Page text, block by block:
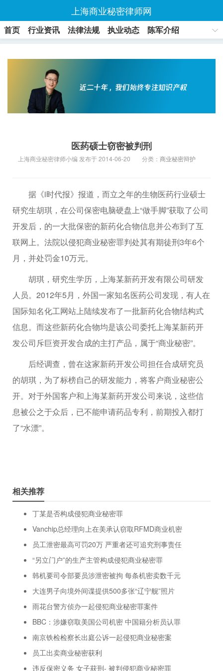
上海商业秘密律师网
首页 行业资讯 法律法规 执业动态
陈军介绍
医药硕士窃密被判刑
上海商业秘密律师小编 发布于 2014-06-20 分类： 商业秘密辩护
据《i时代报》报道，而立之年的生物医药行业硕士
研究生胡琪，在公司保密电脑硬盘上“做手脚”获取了公司
开发后，的一大批保密的新药化合物信息并公布到了互
联网上。法院以侵犯商业秘密罪判处其有期徒刑3年6个
月，并处罚金10万元。
胡琪，研究生学历，上海某新药开发有限公司研发
人员。2012年5月，外国一家知名医药公司发现，有人在
国际知名化工网站上陆续发布了一批新药化合物结构式
信息。而这些新药化合物均是该公司委托上海某新药开
发公司斥巨资开发合成的主打产品，属于“商业秘密”。
后经调查，曾在这家新药开发公司担任合成研究员
的胡琪，为了标榜自己的研发能力，将客户商业秘密公
开。对于外国客户和上海某新药开发公司来说，这些信
息被公之于众后，已不能申请药品专利，前期投入都打
了“水漂”。
相关推荐
丁某是否构成侵犯商业秘密罪
Vanchip总经理向上在美承认窃取RFMD商业机密
员工泄密最高可罚20万 严重者还可追究刑事责任
“另立门户”的生产主管构成侵犯商业秘密罪
韩机要司令部要员涉泄密被拘 每条机密卖数千元
大连男子向境外间谍提供500多张“辽宁舰”照片
雨花台警方侦办一起侵犯商业秘密罪案件
BBC：涉嫌窃取美国公司机密 中国籍分析员认罪
南京铁检检察长出庭公诉一起侵犯商业秘密案
员工出卖商业秘密获利
违反保密义务 女子获刑- 被判侵犯商业秘密罪